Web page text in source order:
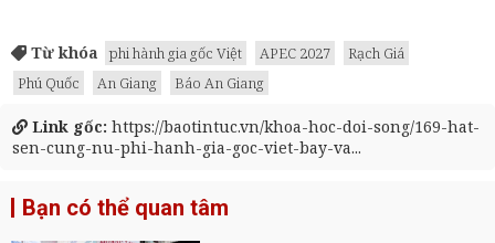
Từ khóa phi hành gia gốc Việt APEC 2027
Rạch Giá
Phú Quốc
An Giang Báo An Giang
Link gốc: https://baotintuc.vn/khoa-hoc-doi-song/169-hat-
sen-cung-nu-phi-hanh-gia-goc-viet-bay-va...
Bạn có thể quan tâm